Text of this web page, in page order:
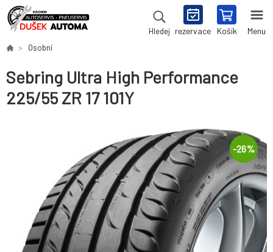
Hledej rezervace Košík Menu
Osobní
Sebring Ultra High Performance
225/55 ZR 17 101Y
-26%